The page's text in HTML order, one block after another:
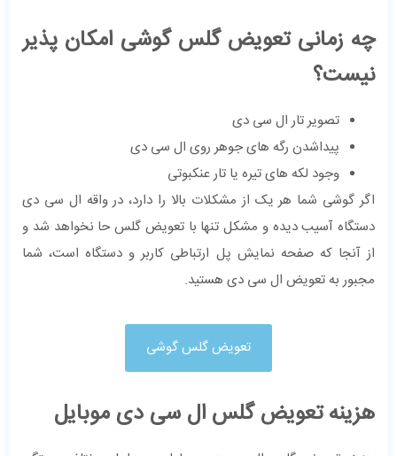
چه زمانی تعویض گلس گوشی امکان پذیر
نیست؟
تصویر تار ال سی دی
پیداشدن رگه های جوهر روی ال سی دی
وجود لکه های تیره یا تار عنکبوتی
اگر گوشی شما هر یک از مشکلات بالا را دارد، در واقه ال سی دی
دستگاه آسیب دیده و مشکل تنها با تعویض گلس حا نخواهد شد و
از آنجا که صفحه نمایش پل ارتباطی کاربر و دستگاه است، شما
مجبور به تعویض ال سی دی هستید.
تعویض گلس گوشی
هزینه تعویض گلس ال سی دی موبایل